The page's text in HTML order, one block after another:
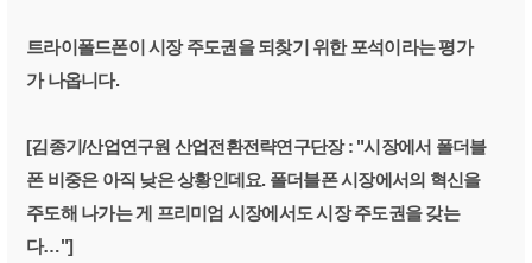
트라이폴드폰이 시장 주도권을 되찾기 위한 포석이라는 평가
가 나옵니다.
[김종기/산업연구원 산업전환전략연구단장 : "시장에서 폴더블
폰 비중은 아직 낮은 상황인데요. 폴더블폰 시장에서의 혁신을
주도해 나가는 게 프리미엄 시장에서도 시장 주도권을 갖는
다…"]